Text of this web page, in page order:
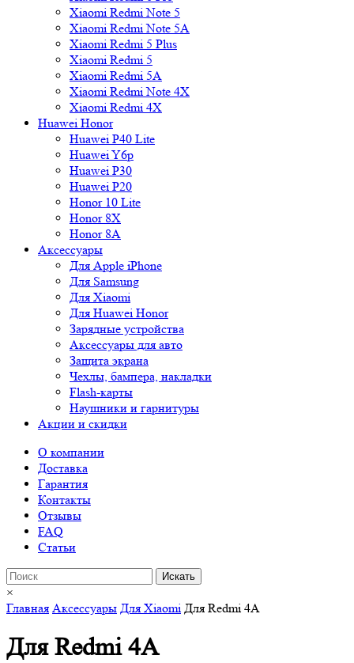
Xiaomi Redmi Note 5
Xiaomi Redmi Note 5A
Xiaomi Redmi 5 Plus
Xiaomi Redmi 5
Xiaomi Redmi 5A
Xiaomi Redmi Note 4X
Xiaomi Redmi 4X
Huawei Honor
Huawei P40 Lite
Huawei Y6p
Huawei P30
Huawei P20
Honor 10 Lite
Honor 8X
Honor 8A
Аксессуары
Для Apple iPhone
Для Samsung
Для Xiaomi
Для Huawei Honor
Зарядные устройства
Аксессуары для авто
Защита экрана
Чехлы, бампера, накладки
Flash-карты
Наушники и гарнитуры
Акции и скидки
О компании
Доставка
Гарантия
Контакты
Отзывы
FAQ
Статьи
×
Главная Аксессуары Для Xiaomi Для Redmi 4A
Для Redmi 4A